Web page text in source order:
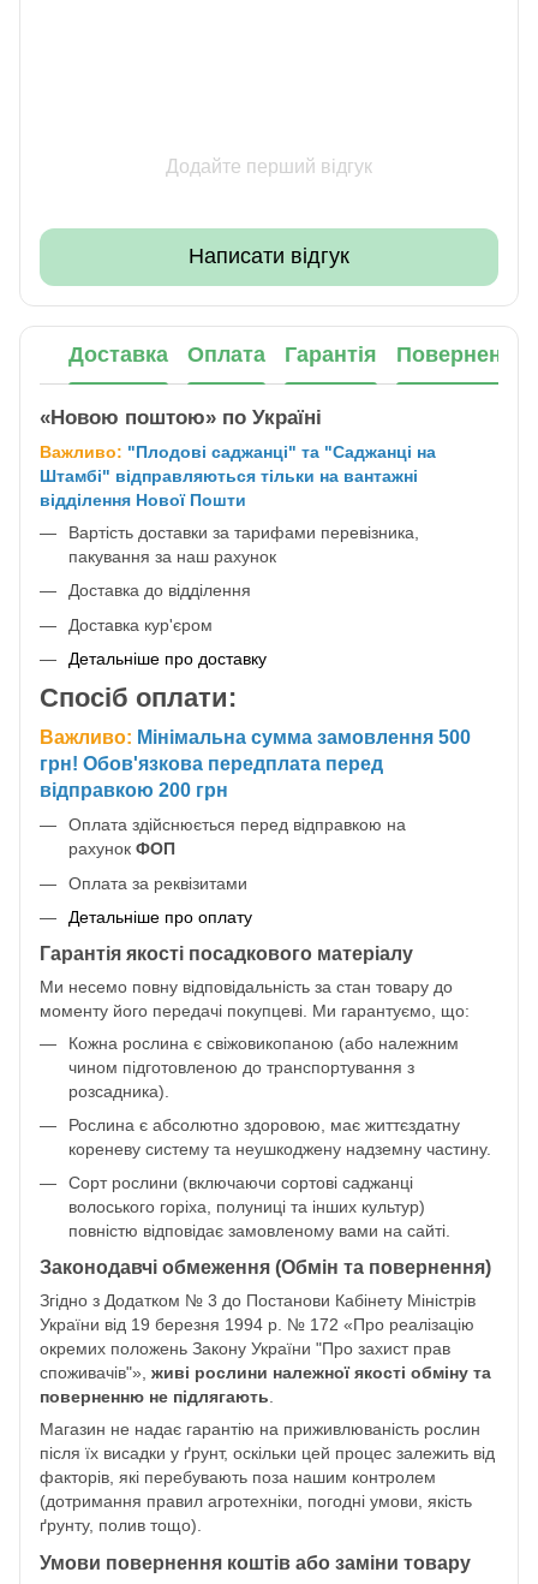
Додайте перший відгук
Написати відгук
Доставка Оплата Гарантія Повернення
«Новою поштою» по Україні
Важливо: "Плодові саджанці" та "Саджанці на
Штамбі" відправляються тільки на вантажні
відділення Нової Пошти
Вартість доставки за тарифами перевізника,
пакування за наш рахунок
Доставка до відділення
Доставка кур'єром
Детальніше про доставку
Спосіб оплати:
Важливо: Мінімальна сумма замовлення 500
грн! Обов'язкова передплата перед
відправкою 200 грн
Оплата здійснюється перед відправкою на
рахунок ФОП
Оплата за реквізитами
Детальніше про оплату
Гарантія якості посадкового матеріалу
Ми несемо повну відповідальність за стан товару до
моменту його передачі покупцеві. Ми гарантуємо, що:
Кожна рослина є свіжовикопаною (або належним
чином підготовленою до транспортування з
розсадника).
Рослина є абсолютно здоровою, має життєздатну
кореневу систему та неушкоджену надземну частину.
Сорт рослини (включаючи сортові саджанці
волоського горіха, полуниці та інших культур)
повністю відповідає замовленому вами на сайті.
Законодавчі обмеження (Обмін та повернення)
Згідно з Додатком № 3 до Постанови Кабінету Міністрів
України від 19 березня 1994 р. № 172 «Про реалізацію
окремих положень Закону України "Про захист прав
споживачів"», живі рослини належної якості обміну та
поверненню не підлягають
Магазин не надає гарантію на приживлюваність рослин
після їх висадки у ґрунт, оскільки цей процес залежить від
факторів, які перебувають поза нашим контролем
(дотримання правил агротехніки, погодні умови, якість
ґрунту, полив тощо).
Умови повернення коштів або заміни товару